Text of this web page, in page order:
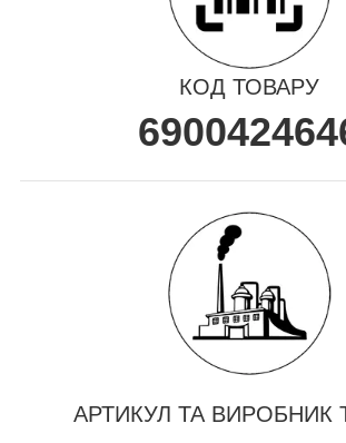
КОД ТОВАРУ
АРТИКУЛ ТА ВИРОБНИК